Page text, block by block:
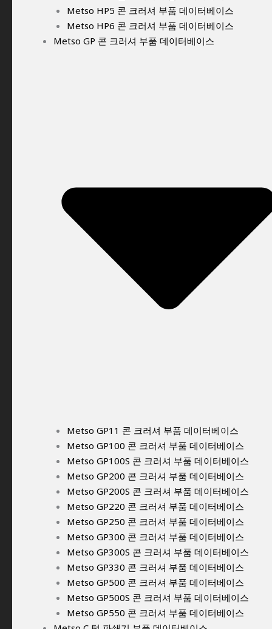
Metso HP5 콘 크러셔 부품 데이터베이스
Metso HP6 콘 크러셔 부품 데이터베이스
Metso GP 콘 크러셔 부품 데이터베이스
Metso GP11 콘 크러셔 부품 데이터베이스
Metso GP100 콘 크러셔 부품 데이터베이스
Metso GP100S 콘 크러셔 부품 데이터베이스
Metso GP200 콘 크러셔 부품 데이터베이스
Metso GP200S 콘 크러셔 부품 데이터베이스
Metso GP220 콘 크러셔 부품 데이터베이스
Metso GP250 콘 크러셔 부품 데이터베이스
Metso GP300 콘 크러셔 부품 데이터베이스
Metso GP300S 콘 크러셔 부품 데이터베이스
Metso GP330 콘 크러셔 부품 데이터베이스
Metso GP500 콘 크러셔 부품 데이터베이스
Metso GP500S 콘 크러셔 부품 데이터베이스
Metso GP550 콘 크러셔 부품 데이터베이스